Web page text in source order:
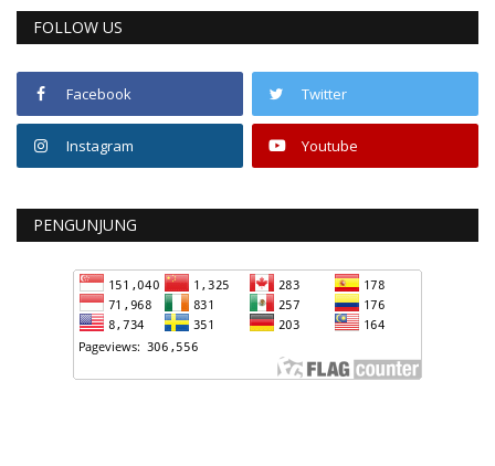
FOLLOW US
Facebook Twitter
Instagram Youtube
PENGUNJUNG